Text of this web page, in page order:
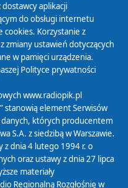
aplikacji
do obsługi internetu
cookies. Korzystanie z
zmiany ustawień dotyczących
w pamięci urządzenia.
Polityce prywatności
www.radiopik.pl
stanowią element Serwisów
danych, których producentem
S.A. z siedzibą w Warszawie.
z dnia 4 lutego 1994 r. o
oraz ustawy z dnia 27 lipca
materiały
Regionalną Rozgłośnię w